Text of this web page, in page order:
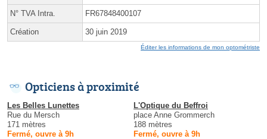
N° TVA Intra. FR67848400107
Création 30 juin 2019
Éditer les informations de mon optométriste
Opticiens à proximité
Les Belles Lunettes
Rue du Mersch
171 mètres
Fermé, ouvre à 9h
L'Optique du Beffroi
place Anne Grommerch
188 mètres
Fermé, ouvre à 9h